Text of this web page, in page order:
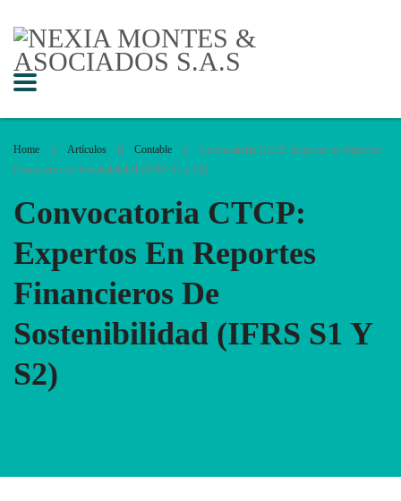
Home Artículos Contable
Convocatoria CTCP: Expertos en Reportes
Financieros de Sostenibilidad (IFRS S1 y S2)
Convocatoria CTCP:
Expertos En Reportes
Financieros De
Sostenibilidad (IFRS S1 Y
S2)